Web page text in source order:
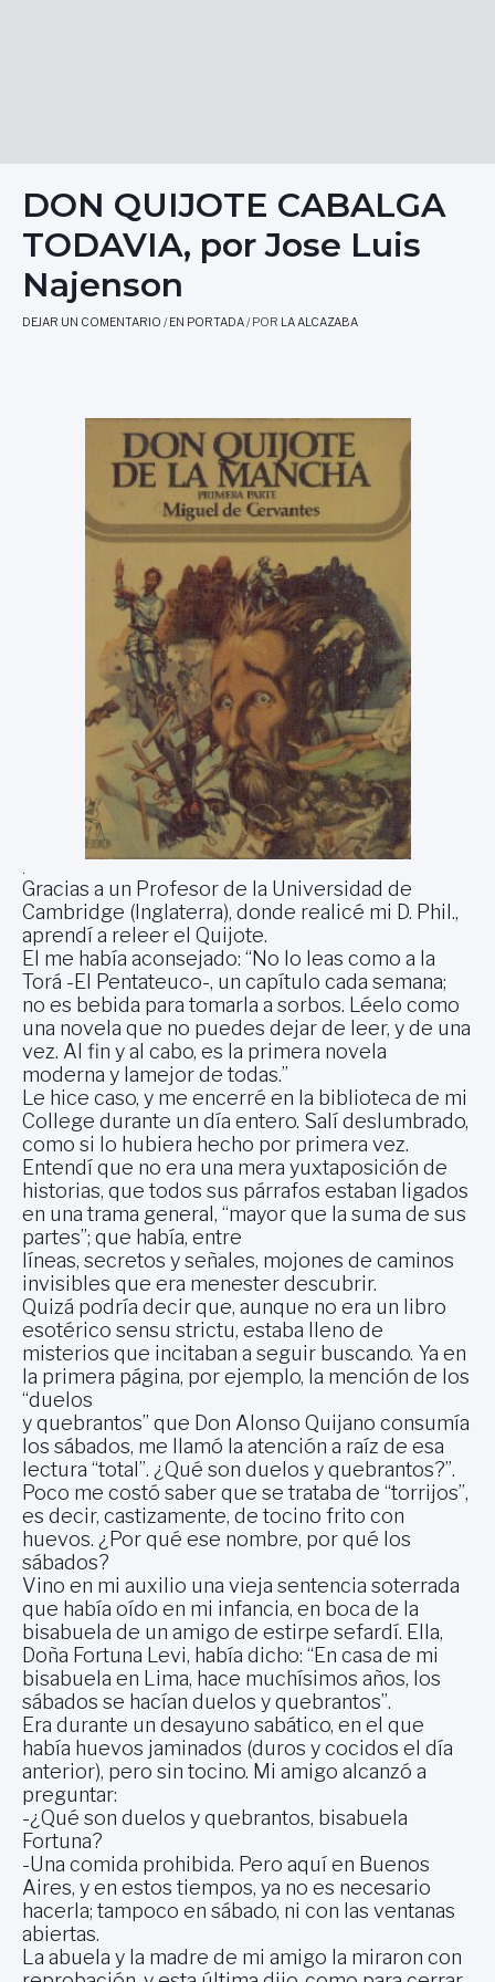
DON QUIJOTE CABALGA
TODAVIA, por Jose Luis
Najenson
DEJAR UN COMENTARIO /EN PORTADA/ POR LA ALCAZABA
.
Gracias a un Profesor de la Universidad de
Cambridge (Inglaterra), donde realicé mi D. Phil.,
aprendí a releer el Quijote.
El me había aconsejado: “No lo leas como a la
Torá -El Pentateuco-, un capítulo cada semana;
no es bebida para tomarla a sorbos. Léelo como
una novela que no puedes dejar de leer, y de una
vez. Al fin y al cabo, es la primera novela
moderna y lamejor de todas.”
Le hice caso, y me encerré en la biblioteca de mi
College durante un día entero. Salí deslumbrado,
como si lo hubiera hecho por primera vez.
Entendí que no era una mera yuxtaposición de
historias, que todos sus párrafos estaban ligados
en una trama general, “mayor que la suma de sus
partes”; que había, entre
líneas, secretos y señales, mojones de caminos
invisibles que era menester descubrir.
Quizá podría decir que, aunque no era un libro
esotérico sensu strictu, estaba lleno de
misterios que incitaban a seguir buscando. Ya en
la primera página, por ejemplo, la mención de los
“duelos
y quebrantos” que Don Alonso Quijano consumía
los sábados, me llamó la atención a raíz de esa
lectura “total”. ¿Qué son duelos y quebrantos?”.
Poco me costó saber que se trataba de “torrijos”,
es decir, castizamente, de tocino frito con
huevos. ¿Por qué ese nombre, por qué los
sábados?
Vino en mi auxilio una vieja sentencia soterrada
que había oído en mi infancia, en boca de la
bisabuela de un amigo de estirpe sefardí. Ella,
Doña Fortuna Levi, había dicho: “En casa de mi
bisabuela en Lima, hace muchísimos años, los
sábados se hacían duelos y quebrantos”.
Era durante un desayuno sabático, en el que
había huevos jaminados (duros y cocidos el día
anterior), pero sin tocino. Mi amigo alcanzó a
preguntar:
-¿Qué son duelos y quebrantos, bisabuela
Fortuna?
-Una comida prohibida. Pero aquí en Buenos
Aires, y en estos tiempos, ya no es necesario
hacerla; tampoco en sábado, ni con las ventanas
abiertas.
La abuela y la madre de mi amigo la miraron con